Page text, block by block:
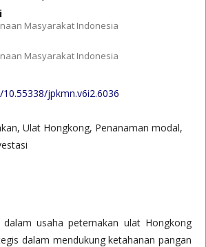
Masyarakat Indonesia
Masyarakat Indonesia
jpkmn.v6i2.6036
Ulat Hongkong, Penanaman modal,
usaha peternakan ulat Hongkong
dalam mendukung ketahanan pangan